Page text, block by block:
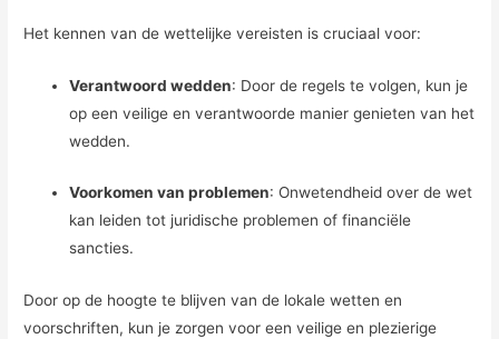
Het kennen van de wettelijke vereisten is cruciaal voor:
Verantwoord wedden: Door de regels te volgen, kun je
op een veilige en verantwoorde manier genieten van het
wedden.
Voorkomen van problemen: Onwetendheid over de wet
kan leiden tot juridische problemen of financiële
sancties.
Door op de hoogte te blijven van de lokale wetten en
voorschriften, kun je zorgen voor een veilige en plezierige